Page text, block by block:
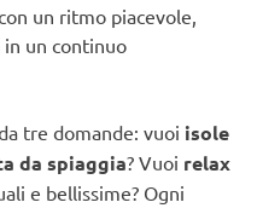
un ritmo piacevole,
in un continuo
tre domande: vuoi isole
da spiaggia? Vuoi relax
e bellissime? Ogni